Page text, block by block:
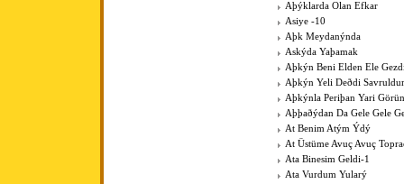
Aþýklarda Olan Efkar
Asiye -10
Aþk Meydanýnda
Askýda Yaþamak
Aþkýn Beni Elden Ele
Aþkýn Yeli Deðdi
Aþkýnla Periþan Yari
Aþþaðýdan Da Gele Gele
At Benim Atým Ýdý
At Üstüme Avuç Avuç
Ata Binesim Geldi-1
Ata Vurdum Yularý